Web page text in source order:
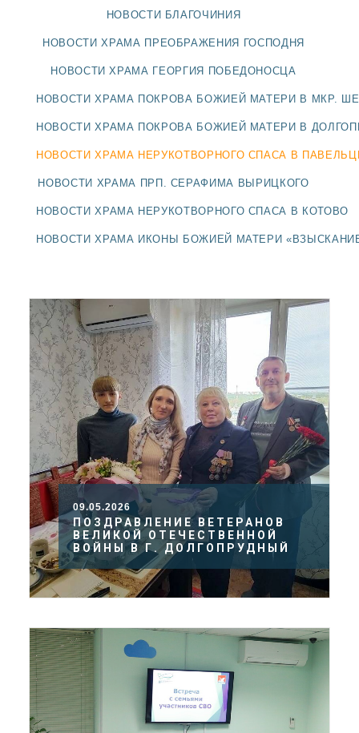
НОВОСТИ
БЛАГОЧИНИЯ
ДОЛГОПРУДНЕНСКОЕ
НОВОСТИ БЛАГОЧИНИЯ
НОВОСТИ ХРАМА ПРЕОБРАЖЕНИЯ ГОСПОДНЯ
НОВОСТИ ХРАМА ГЕОРГИЯ ПОБЕДОНОСЦА
НОВОСТИ ХРАМА ПОКРОВА БОЖИЕЙ МАТЕРИ В МКР.
НОВОСТИ ХРАМА ПОКРОВА БОЖИЕЙ МАТЕРИ В
НОВОСТИ ХРАМА НЕРУКОТВОРНОГО СПАСА В
НОВОСТИ ХРАМА ПРП. СЕРАФИМА ВЫРИЦКОГО
НОВОСТИ ХРАМА НЕРУКОТВОРНОГО СПАСА В КОТОВО
НОВОСТИ ХРАМА ИКОНЫ БОЖИЕЙ МАТЕРИ
09.05.2026
ПОЗДРАВЛЕНИЕ ВЕТЕРАНОВ
ВЕЛИКОЙ ОТЕЧЕСТВЕННОЙ
ВОЙНЫ В Г. ДОЛГОПРУДНЫЙ